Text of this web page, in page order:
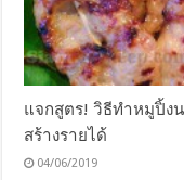
แจกสูตร! วิธีทำหมูปิ้ง
สร้างรายได้
04/06/2019